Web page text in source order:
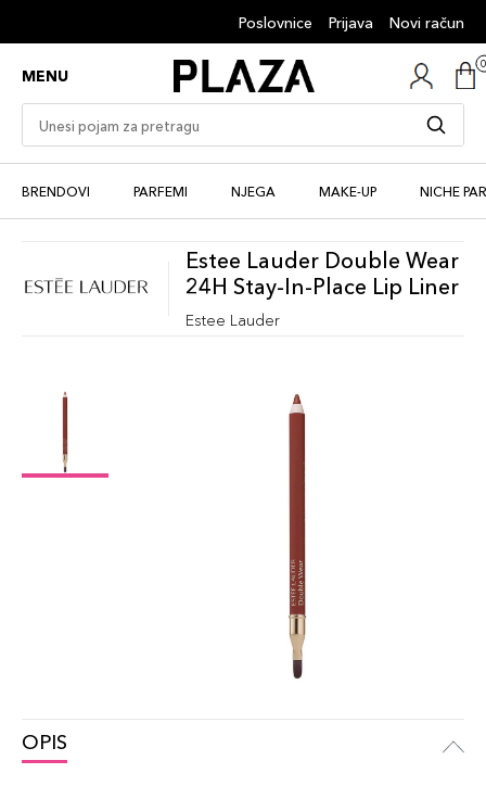
Poslovnice Prijava Novi račun
MENU
BRENDOVI PARFEMI NJEGA MAKE-UP NICHE
Estee Lauder Double Wear
24H Stay-In-Place Lip Liner
Estee Lauder
OPIS